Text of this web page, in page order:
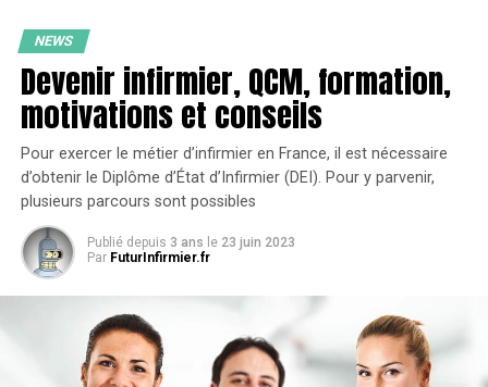
Signes cliniques
Tremblements de repos, de faible amplitude, lents,
distaux, augmentés par les émotions
Akinésie : lenteur, difficulté à initier les
mouvements
Ces symptômes se manifestent de façon asymétrique
(d’un seul côté du corps).
NEWS
Devenir infirmier, QCM, formation,
motivations et conseils
Pour exercer le métier d’infirmier en France, il est nécessaire
d’obtenir le Diplôme d’État d’Infirmier (DEI). Pour y parvenir,
plusieurs parcours sont possibles
Publié depuis 3 ans le 23 juin 2023
Par FuturInfirmier.fr